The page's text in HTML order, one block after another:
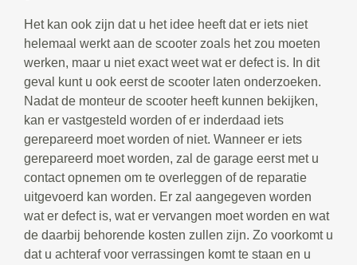
Het kan ook zijn dat u het idee heeft dat er iets niet
helemaal werkt aan de scooter zoals het zou moeten
werken, maar u niet exact weet wat er defect is. In dit
geval kunt u ook eerst de scooter laten onderzoeken.
Nadat de monteur de scooter heeft kunnen bekijken,
kan er vastgesteld worden of er inderdaad iets
gerepareerd moet worden of niet. Wanneer er iets
gerepareerd moet worden, zal de garage eerst met u
contact opnemen om te overleggen of de reparatie
uitgevoerd kan worden. Er zal aangegeven worden
wat er defect is, wat er vervangen moet worden en wat
de daarbij behorende kosten zullen zijn. Zo voorkomt u
dat u achteraf voor verrassingen komt te staan en u